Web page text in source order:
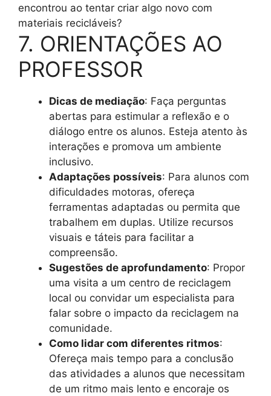
encontrou ao tentar criar algo novo com
materiais recicláveis?
7. ORIENTAÇÕES AO
PROFESSOR
Dicas de mediação: Faça perguntas
abertas para estimular a reflexão e o
diálogo entre os alunos. Esteja atento às
interações e promova um ambiente
inclusivo.
Adaptações possíveis: Para alunos com
dificuldades motoras, ofereça
ferramentas adaptadas ou permita que
trabalhem em duplas. Utilize recursos
visuais e táteis para facilitar a
compreensão.
Sugestões de aprofundamento: Propor
uma visita a um centro de reciclagem
local ou convidar um especialista para
falar sobre o impacto da reciclagem na
comunidade.
Como lidar com diferentes ritmos:
Ofereça mais tempo para a conclusão
das atividades a alunos que necessitam
de um ritmo mais lento e encoraje os